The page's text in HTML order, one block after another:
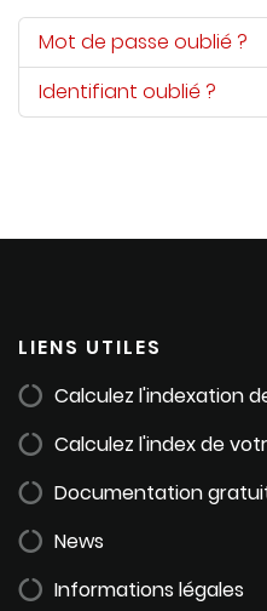
Mot de passe oublié ?
Identifiant oublié ?
LIENS UTILES
Calculez l'indexation
Calculez l'index de
Documentation
News
Informations légales